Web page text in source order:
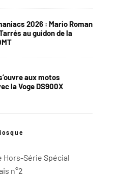
2026 : Mario Roman
au guidon de la
aux motos
la Voge DS900X